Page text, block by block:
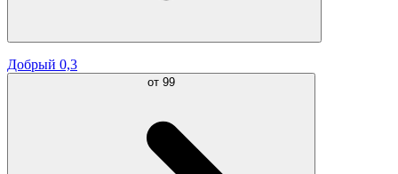
Добрый 0,3
от 99